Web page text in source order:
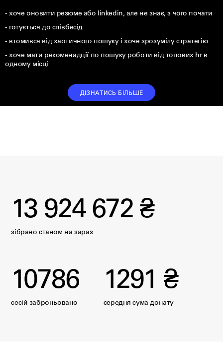
- хоче оновити резюме або linkedin, але не знає, з чого почати
- готується до співбесід
- втомився від хаотичного пошуку і хоче зрозумілу стратегію
- хоче мати рекоменадції по пошуку роботи від топових hr в
одному місці
ДІЗНАТИСЬ БІЛЬШЕ
13 924 672 ₴
зібрано станом на зараз
10786
сесій заброньовано
1291 ₴
середня сума донату